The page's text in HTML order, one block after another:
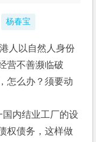
杨春宝
人以自然人身份
营不善濒临破
怎么办？须要动
内结业工厂的设
权债务，这样做